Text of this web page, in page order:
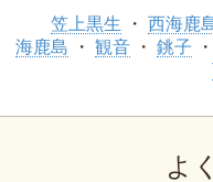
笠上黒生 西海鹿
海鹿島
観音 銚子
よ